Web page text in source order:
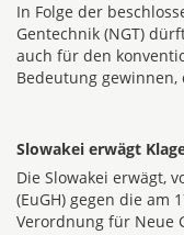
In Folge der
Gentechnik (NGT)
auch für den
Bedeutung
Slowakei erwägt
Die Slowakei erwägt,
(EuGH) gegen die am
Verordnung für Neue